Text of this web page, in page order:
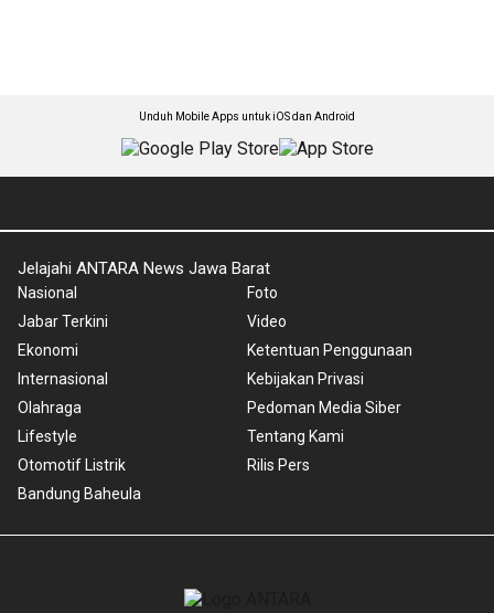
Unduh Mobile Apps untuk iOS dan Android
Jelajahi ANTARA News Jawa Barat
Nasional
Jabar Terkini
Ekonomi
Internasional
Olahraga
Lifestyle
Otomotif Listrik
Bandung Baheula
Foto
Video
Ketentuan Penggunaan
Kebijakan Privasi
Pedoman Media Siber
Tentang Kami
Rilis Pers